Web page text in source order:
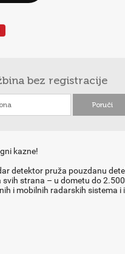
bez registracije
kazne!
detektor pruža pouzdanu
svih strana – u dometu do
i mobilnih radarskih sistema i